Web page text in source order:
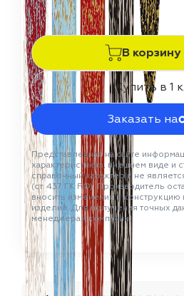
В корзину
Купить в 1
Заказать на
Представленная на сайте
характеристиках, внешнем виде и
справочный характер и не
(ст. 437 ГК РФ). Производитель
вносить изменения в
изделий. Для получения точных
менеджерам компании.